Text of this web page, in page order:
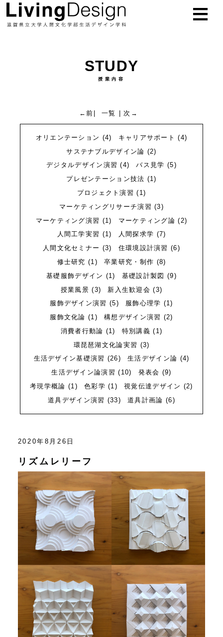
学科概要ABOUT
研究紹介RESEARCH
授業紹介STUDY
進路CAREER
入試EXAM
質問Q&A
STUDY
授業内容
←前 | 一覧 |次→
オリエンテーション (4) キャリアサポート (4)
サステナブルデザイン論 (2)
デジタルデザイン演習 (4) バス見学 (5)
プレゼンテーション技法 (1)
プロジェクト演習 (1)
マーケティングリサーチ演習 (3)
マーケティング演習 (1) マーケティング論 (2)
人間工学実習 (1) 人間探求学 (7)
人間文化セミナー (3) 住環境設計演習 (6)
修士研究 (1) 卒業研究・制作 (8)
基礎服飾デザイン (1) 基礎設計製図 (9)
授業風景 (3) 新入生歓迎会 (3)
服飾デザイン演習 (5) 服飾心理学 (1)
服飾文化論 (1) 構想デザイン演習 (2)
消費者行動論 (1) 特別講義 (1)
環琵琶湖文化論実習 (3)
生活デザイン基礎演習 (26) 生活デザイン論 (4)
生活デザイン論演習 (10) 発表会 (9)
考現学概論 (1) 色彩学 (1) 視覚伝達デザイン (2)
道具デザイン演習 (33) 道具計画論 (6)
2020年8月26日
リズムレリーフ